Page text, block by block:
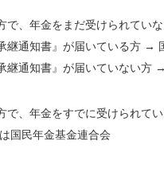
で、年金をまだ受けられていな
継通知書』が届いている方 →
継通知書』が届いていない方
で、年金をすでに受けられてい
国民年金基金連合会